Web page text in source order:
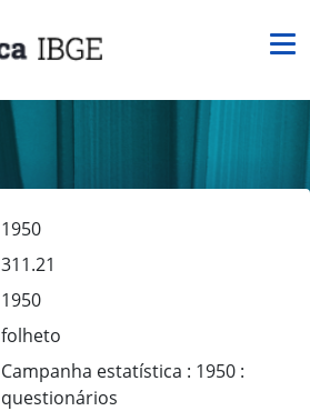
1950
311.21
1950
folheto
Campanha estatística : 1950 :
questionários